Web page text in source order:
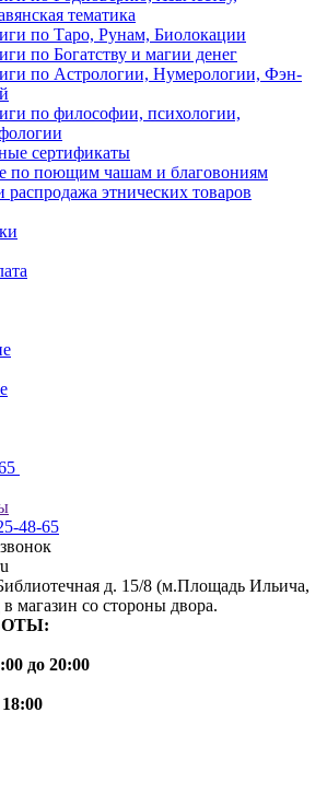
тематика
по Таро, Рунам, Биолокации
по Богатству и магии денег
по Астрологии, Нумерологии, Фэн-
по философии, психологии,
сертификаты
по поющим чашам и благовониям
этнических товаров
48-65
д. 15/8 (м.Площадь Ильича,
магазин со стороны двора.
до 20:00